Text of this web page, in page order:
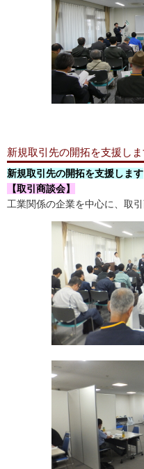
新規取引先の開拓を支援しま
新規取引先の開拓を支援します
【取引商談会】
工業関係の企業を中心に、取